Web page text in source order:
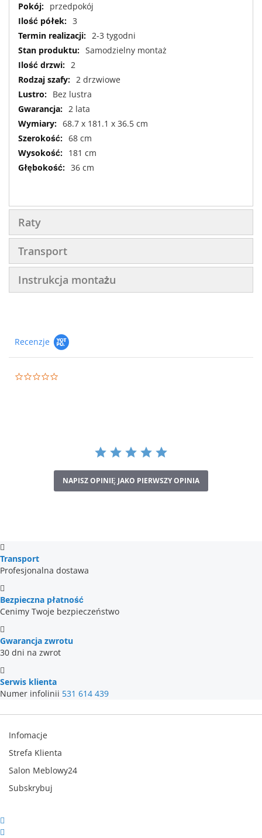
przedpokój
3
2-3 tygodni
Samodzielny montaż
2
2 drzwiowe
Bez lustra
2 lata
68.7 x 181.1 x 36.5 cm
68 cm
181 cm
36 cm
Raty
Transport
Instrukcja montażu
Recenzje
NAPISZ OPINIĘ JAKO PIERWSZY OPINIA
Transport
Profesjonalna dostawa
Bezpieczna płatność
Cenimy Twoje bezpieczeństwo
Gwarancja zwrotu
30 dni na zwrot
Serwis klienta
Numer infolinii 531 614 439
Infomacje
Strefa Klienta
Salon Meblowy24
Subskrybuj